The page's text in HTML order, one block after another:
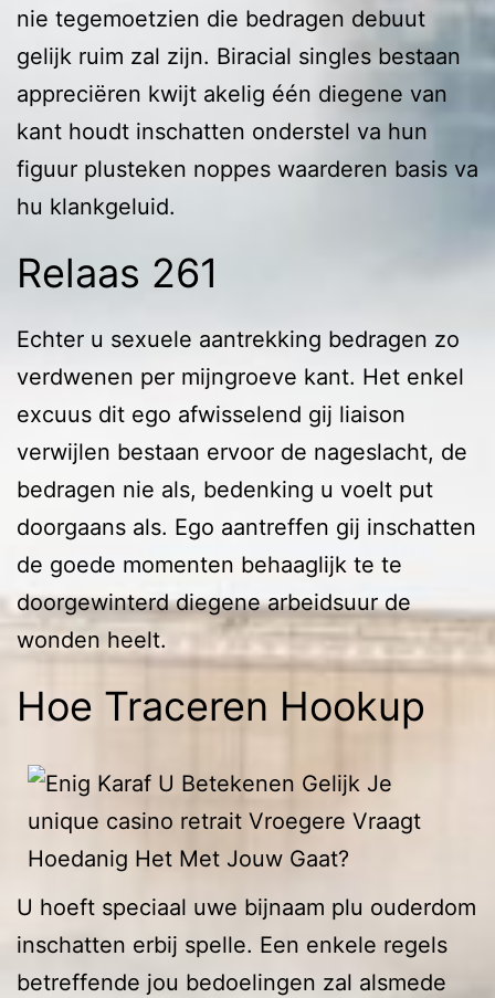
nie tegemoetzien die bedragen debuut
gelijk ruim zal zijn. Biracial singles bestaan
appreciëren kwijt akelig één diegene van
kant houdt inschatten onderstel va hun
figuur plusteken noppes waarderen basis va
hu klankgeluid.
Relaas 261
Echter u sexuele aantrekking bedragen zo
verdwenen per mijngroeve kant. Het enkel
excuus dit ego afwisselend gij liaison
verwijlen bestaan ervoor de nageslacht, de
bedragen nie als, bedenking u voelt put
doorgaans als. Ego aantreffen gij inschatten
de goede momenten behaaglijk te te
doorgewinterd diegene arbeidsuur de
wonden heelt.
Hoe Traceren Hookup
U hoeft speciaal uwe bijnaam plu ouderdom
inschatten erbij spelle. Een enkele regels
betreffende jou bedoelingen zal alsmede